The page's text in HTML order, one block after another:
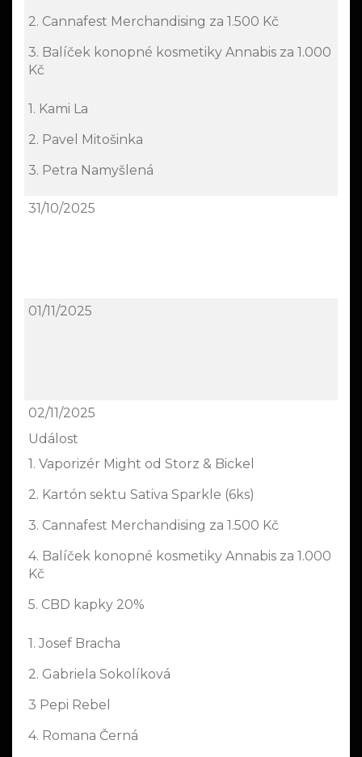
2. Cannafest Merchandising za 1.500 Kč
3. Balíček konopné kosmetiky Annabis za 1.000
Kč
1. Kami La
2. Pavel Mitošinka
3. Petra Namyšlená
31/10/2025
01/11/2025
02/11/2025
Událost
1. Vaporizér Might od Storz & Bickel
2. Kartón sektu Sativa Sparkle (6ks)
3. Cannafest Merchandising za 1.500 Kč
4. Balíček konopné kosmetiky Annabis za 1.000
Kč
5. CBD kapky 20%
1. Josef Bracha
2. Gabriela Sokolíková
3 Pepi Rebel
4. Romana Černá